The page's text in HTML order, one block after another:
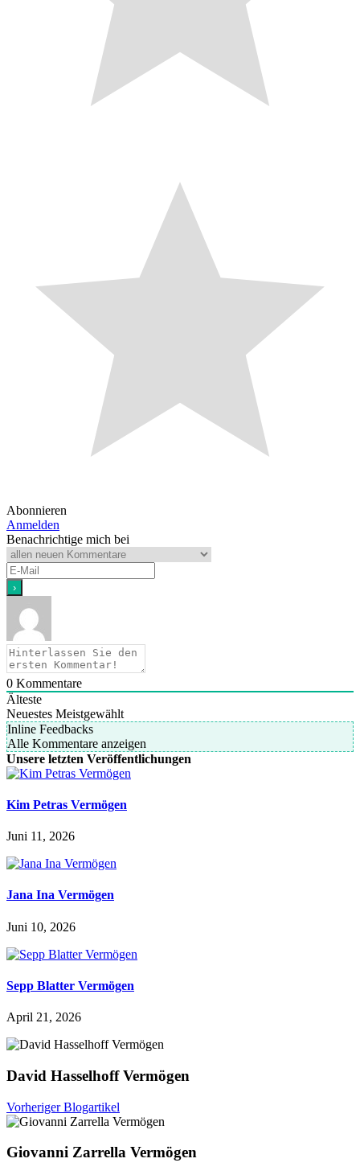
Abonnieren
Anmelden
Benachrichtige mich bei
0 Kommentare
Älteste
Neuestes Meistgewählt
Inline Feedbacks
Alle Kommentare anzeigen
Unsere letzten Veröffentlichungen
Kim Petras Vermögen
Juni 11, 2026
Jana Ina Vermögen
Juni 10, 2026
Sepp Blatter Vermögen
April 21, 2026
David Hasselhoff Vermögen
Vorheriger Blogartikel
Giovanni Zarrella Vermögen